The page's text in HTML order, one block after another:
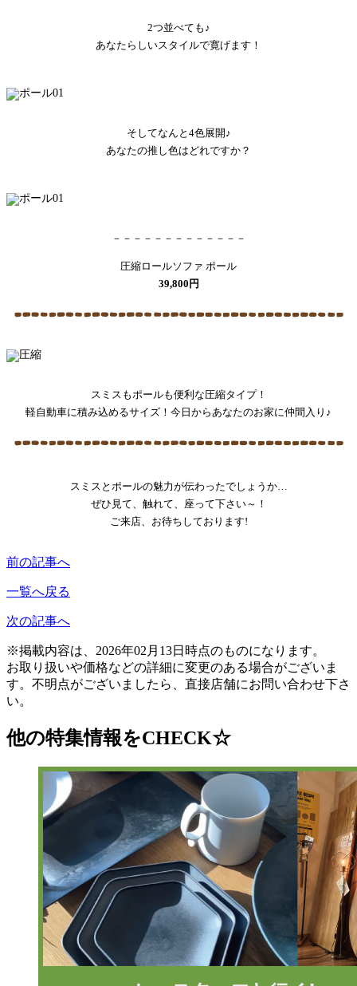
2つ並べても♪
あなたらしいスタイルで寛げます！
そしてなんと4色展開♪
あなたの推し色はどれですか？
－－－－－－－－－－－－－
圧縮ロールソファ ポール
39,800円
スミスもポールも便利な圧縮タイプ！
軽自動車に積み込めるサイズ！今日からあなたのお家に仲間入り♪
スミスとポールの魅力が伝わったでしょうか…
ぜひ見て、触れて、座って下さい～！
ご来店、お待ちしております!
前の記事へ
一覧へ戻る
次の記事へ
※掲載内容は、2026年02月13日時点のものになります。
お取り扱いや価格などの詳細に変更のある場合がございま
す。不明点がございましたら、直接店舗にお問い合わせ下さ
い。
他の特集情報をCHECK☆